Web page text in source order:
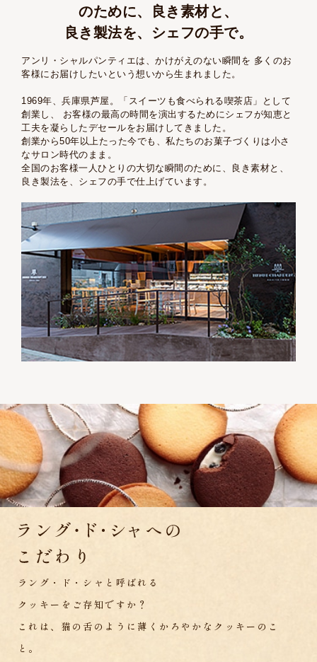
のために、
良き素材と、
良き製法を、シェフの手で。
アンリ・シャルパンティエは、かけがえのない瞬間を 多くのお
客様にお届けしたいという想いから生まれました。
1969年、兵庫県芦屋。「スイーツも食べられる喫茶店」として
創業し、
お客様の最高の時間を演出するためにシェフが知恵と
工夫を凝らしたデセールをお届けしてきました。
創業から50年以上たった今でも、私たちのお菓子づくりは小さ
なサロン時代のまま。
全国のお客様一人ひとりの大切な瞬間のために、良き素材と、
良き製法を、シェフの手で仕上げています。
ラング・ド・シャと呼ばれる
クッキーをご存知ですか？
これは、猫の舌のように薄くかろやかなクッキーのこ
と。